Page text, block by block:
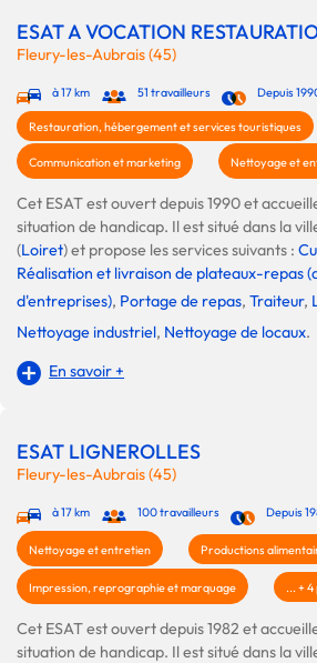
ESAT A VOCATION
Fleury-les-Aubrais (45)
à 17 km 51 travailleurs Depuis
Restauration, hébergement et services touristiques
Communication et marketing Nettoyage et
Cet ESAT est ouvert depuis 1990 et
situation de handicap. Il est situé dans la
(Loiret) et propose les services suivants :
Réalisation et livraison de plateaux-repas
d'entreprises), Portage de repas, Traiteur,
Nettoyage industriel, Nettoyage de locaux.
En savoir +
ESAT LIGNEROLLES
Fleury-les-Aubrais (45)
à 17 km 100 travailleurs Depuis
Nettoyage et entretien Productions
Impression, reprographie et marquage ... +
Cet ESAT est ouvert depuis 1982 et
situation de handicap. Il est situé dans la